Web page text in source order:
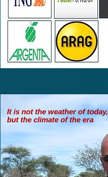
It is not the weather of today,
but the climate of the era